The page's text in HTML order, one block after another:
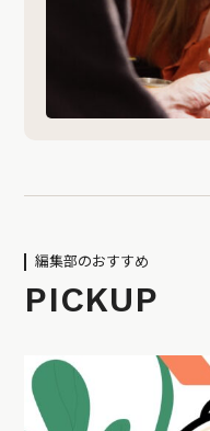
編集部のおすすめ
PICKUP